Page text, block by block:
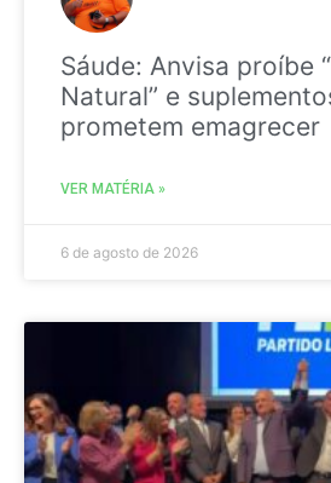
Sáude: Anvisa proíbe
Natural” e
prometem emagrecer
VER MATÉRIA »
6 de agosto de 2026